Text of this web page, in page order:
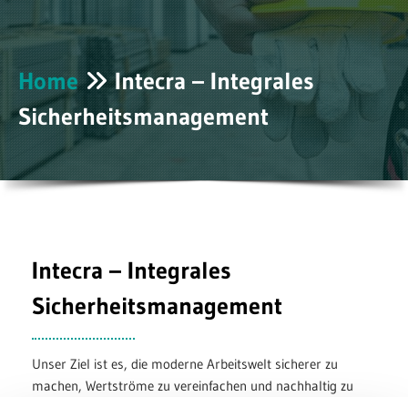
Home Intecra – Integrales
Sicherheitsmanagement
Intecra – Integrales
Sicherheitsmanagement
Unser Ziel ist es, die moderne Arbeitswelt sicherer zu
machen, Wertströme zu vereinfachen und nachhaltig zu